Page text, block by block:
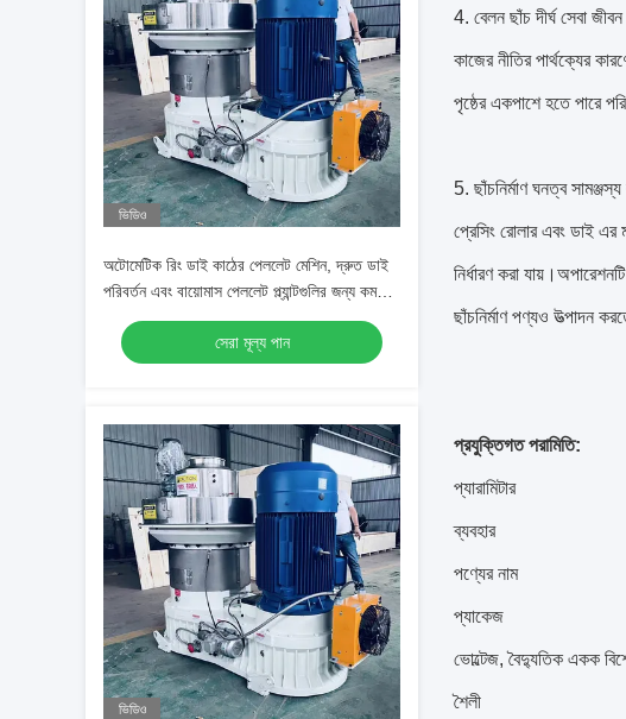
ভিডিও
অটোমেটিক রিং ডাই কাঠের পেললেট মেশিন, দ্রুত ডাই
পরিবর্তন এবং বায়োমাস পেললেট প্ল্যান্টগুলির জন্য কম
শক্তি খরচ
সেরা মূল্য পান
ভিডিও
4. বেলন ছাঁচ দীর্ঘ সেবা জীবন
কাজের নীতির পার্থক্যের
পৃষ্ঠের একপাশে হতে পারে
5. ছাঁচনির্মাণ ঘনত্ব
প্রেসিং রোলার এবং ডাই এর
নির্ধারণ করা
ছাঁচনির্মাণ পণ্যও উত্পাদন
প্রযুক্তিগত পরামিতি:
প্যারামিটার
ব্যবহার
পণ্যের নাম
প্যাকেজ
ভোল্টেজ, বৈদ্যুতিক একক
শৈলী